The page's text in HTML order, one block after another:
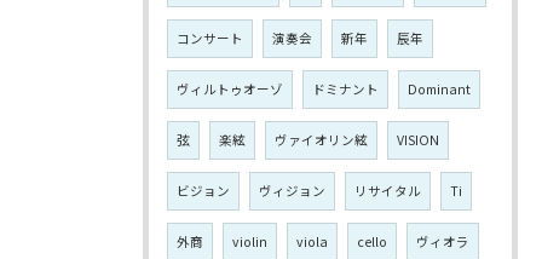
コンサート 演奏会 新年 辰年
ヴィルトゥオーゾ ドミナント Dominant
弦 楽絃 ヴァイオリン絃 VISION
ビジョン ヴィジョン リサイタル Ti
外商 violin viola cello ヴィオラ